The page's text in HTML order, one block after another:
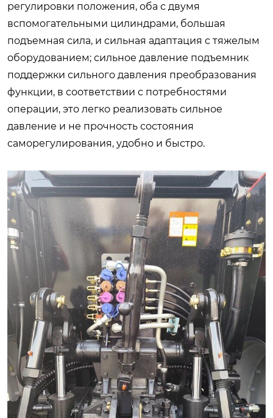
регулировки положения, оба с двумя
вспомогательными цилиндрами, большая
подъемная сила, и сильная адаптация с тяжелым
оборудованием; сильное давление подъемник
поддержки сильного давления преобразования
функции, в соответствии с потребностями
операции, это легко реализовать сильное
давление и не прочность состояния
саморегулирования, удобно и быстро.